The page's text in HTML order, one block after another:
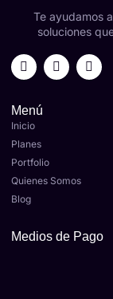
Te ayudamos
soluciones
Menú
Inicio
Planes
Portfolio
Quienes Somos
Blog
Medios de Pago